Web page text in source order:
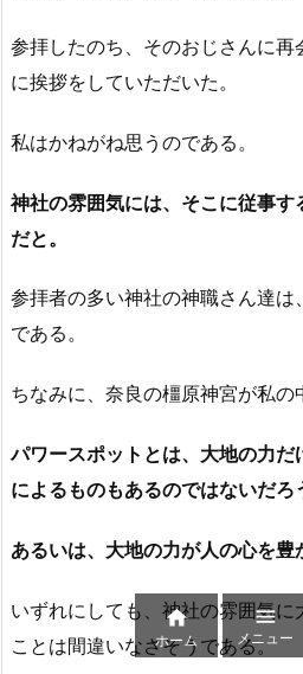
参拝したのち、そのおじさんに
に挨拶をしていただいた。
私はかねがね思うのである。
神社の雰囲気には、そこに従事
だと。
参拝者の多い神社の神職さん達
である。
ちなみに、奈良の橿原神宮が私の
パワースポットとは、大地の力だ
によるものもあるのではないだろ
あるいは、大地の力が人の心を豊
いずれにしても、神社の雰囲気に
ことは間違いなさそうである。

ホーム

メニュー